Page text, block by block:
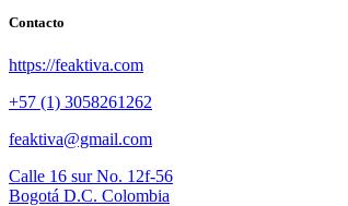
Contacto
https://feaktiva.com
+57 (1) 3058261262
feaktiva@gmail.com
Calle 16 sur No. 12f-56
Bogotá D.C. Colombia